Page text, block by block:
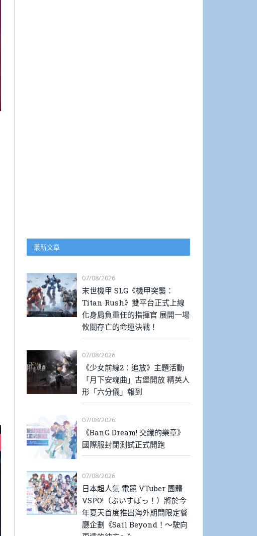
最新文章
07/08/2026
末世機甲 SLG《機甲突襲：
Titan Rush》雙平台正式上線
化身肩負重任的指揮官 展開一場
攸關存亡的命運決戰！
07/08/2026
《少女前線2：追放》主題活動
「月下安魂曲」古堡開放 精英人
形「六分儀」報到
07/08/2026
《BanG Dream! 交織的樂章》
國際服封閉測試正式開跑
07/08/2026
日本超人氣 電競 VTuber 團體
VSPO!（ぶいすぽっ！）將於今
年夏天首度推出海外期間限定餐
廳企劃《Sail Beyond！～駛向